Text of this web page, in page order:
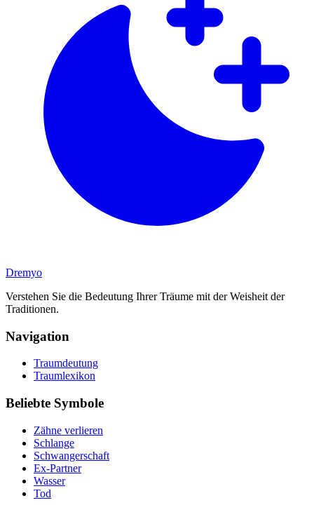
Dremyo
Verstehen Sie die Bedeutung Ihrer Träume mit der Weisheit der
Traditionen.
Navigation
Traumdeutung
Traumlexikon
Beliebte Symbole
Zähne verlieren
Schlange
Schwangerschaft
Ex-Partner
Wasser
Tod